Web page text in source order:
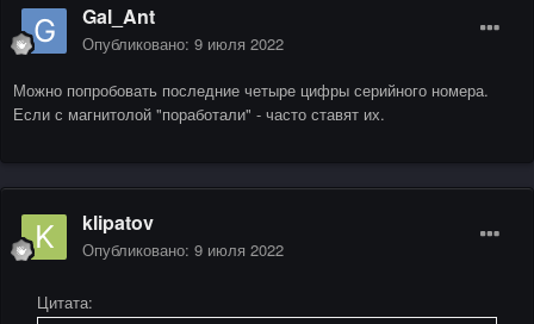
Gal_Ant
Опубликовано: 9 июля 2022
Можно попробовать последние четыре цифры серийного номера.
Если с магнитолой "поработали" - часто ставят их.
klipatov
Опубликовано: 9 июля 2022
Цитата: